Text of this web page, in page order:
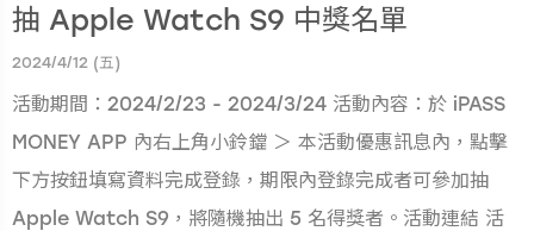
抽 Apple Watch S9 中獎名單
2024/4/12 (五)
活動期間：2024/2/23 - 2024/3/24 活動內容：於 iPASS
MONEY APP 內右上角小鈴鐺 ＞ 本活動優惠訊息內，點擊
下方按鈕填寫資料完成登錄，期限內登錄完成者可參加抽
Apple Watch S9，將隨機抽出 5 名得獎者。活動連結 活